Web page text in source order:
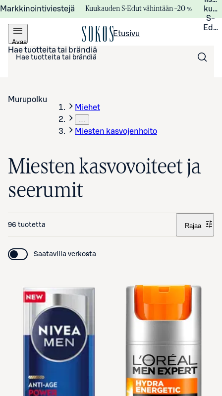
Markkinointiviestejä Kuukauden S-Edut vähintään –20 %
S-
Avaa
valikko
Etusivu
Hae tuotteita tai brändiä
Murupolku
Miehet
…
Miesten kasvojenhoito
Miesten kasvovoiteet ja
seerumit
96 tuotetta Rajaa
Saatavilla verkosta